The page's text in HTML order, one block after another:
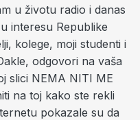
u životu radio i danas
interesu Republike
kolege, moji studenti i
odgovori na vaša
slici NEMA NITI ME
na toj kako ste rekli
pokazale su da